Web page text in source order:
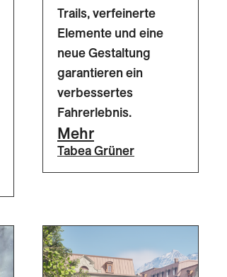
Trails, verfeinerte
Elemente und eine
neue Gestaltung
garantieren ein
verbessertes
Fahrerlebnis.
Mehr
Tabea Grüner